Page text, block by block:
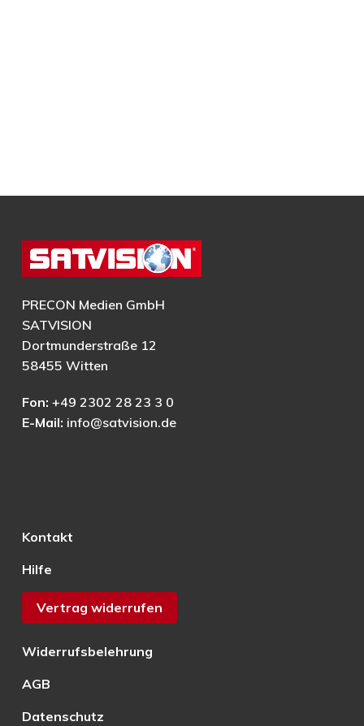
PRECON Medien GmbH
SATVISION
Dortmunderstraße 12
58455 Witten
Fon: +49 2302 28 23 3 0
E-Mail: info@satvision.de
Kontakt
Hilfe
Vertrag widerrufen
Widerrufsbelehrung
AGB
Datenschutz